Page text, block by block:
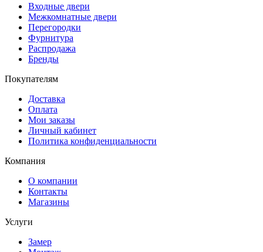
Входные двери
Межкомнатные двери
Перегородки
Фурнитура
Распродажа
Бренды
Покупателям
Доставка
Оплата
Мои заказы
Личный кабинет
Политика конфиденциальности
Компания
О компании
Контакты
Магазины
Услуги
Замер